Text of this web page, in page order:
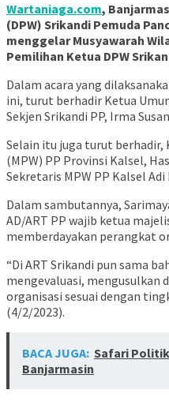
Wartaniaga.com,
(DPW) Srikandi Pemuda
menggelar Musyawarah
Pemilihan Ketua DPW
Dalam acara yang
ini, turut berhadir Ketua
Sekjen Srikandi PP, Irma
Selain itu juga turut berhadir,
(MPW) PP Provinsi Kalsel,
Sekretaris MPW PP Kalsel
Dalam sambutannya,
AD/ART PP wajib ketua
memberdayakan perangkat
“Di ART Srikandi pun sama
mengevaluasi, mengusulkan
organisasi sesuai dengan
(4/2/2023).
BACA JUGA: Safari
Banjarmasin